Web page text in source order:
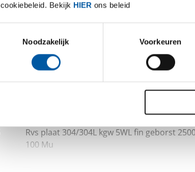
cookiebeleid. Bekijk HIER ons beleid
Noodzakelijk
Voorkeuren
100 Mu
100 Mu
Rvs plaat 304/304L kgw 5WL fin geborst
Rvs plaat 304/304L kgw 5WL fin geborst
Rvs plaat 304/304L kgw 5WL fin geborst
100 Mu